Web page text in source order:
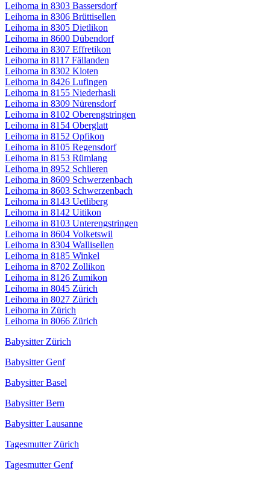
Leihoma in 8303 Bassersdorf
Leihoma in 8306 Brüttisellen
Leihoma in 8305 Dietlikon
Leihoma in 8600 Dübendorf
Leihoma in 8307 Effretikon
Leihoma in 8117 Fällanden
Leihoma in 8302 Kloten
Leihoma in 8426 Lufingen
Leihoma in 8155 Niederhasli
Leihoma in 8309 Nürensdorf
Leihoma in 8102 Oberengstringen
Leihoma in 8154 Oberglatt
Leihoma in 8152 Opfikon
Leihoma in 8105 Regensdorf
Leihoma in 8153 Rümlang
Leihoma in 8952 Schlieren
Leihoma in 8609 Schwerzenbach
Leihoma in 8603 Schwerzenbach
Leihoma in 8143 Uetliberg
Leihoma in 8142 Uitikon
Leihoma in 8103 Unterengstringen
Leihoma in 8604 Volketswil
Leihoma in 8304 Wallisellen
Leihoma in 8185 Winkel
Leihoma in 8702 Zollikon
Leihoma in 8126 Zumikon
Leihoma in 8045 Zürich
Leihoma in 8027 Zürich
Leihoma in Zürich
Leihoma in 8066 Zürich
Babysitter Zürich
Babysitter Genf
Babysitter Basel
Babysitter Bern
Babysitter Lausanne
Tagesmutter Zürich
Tagesmutter Genf